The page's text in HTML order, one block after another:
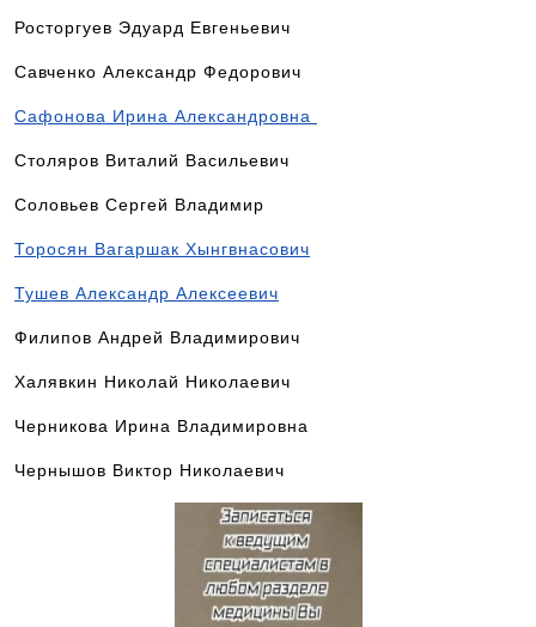
Росторгуев Эдуард Евгеньевич
Савченко Александр Федорович
Сафонова Ирина Александровна
Столяров Виталий Васильевич
Соловьев Сергей Владимир
Торосян Вагаршак Хынгвнасович
Тушев Александр Алексеевич
Филипов Андрей Владимирович
Халявкин Николай Николаевич
Черникова Ирина Владимировна
Чернышов Виктор Николаевич